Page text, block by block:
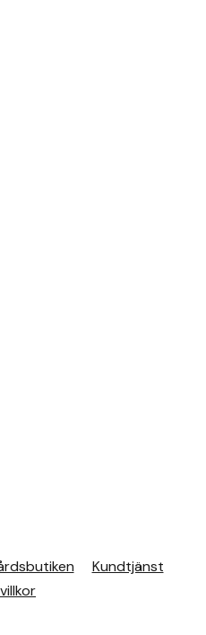
Kundtjänst